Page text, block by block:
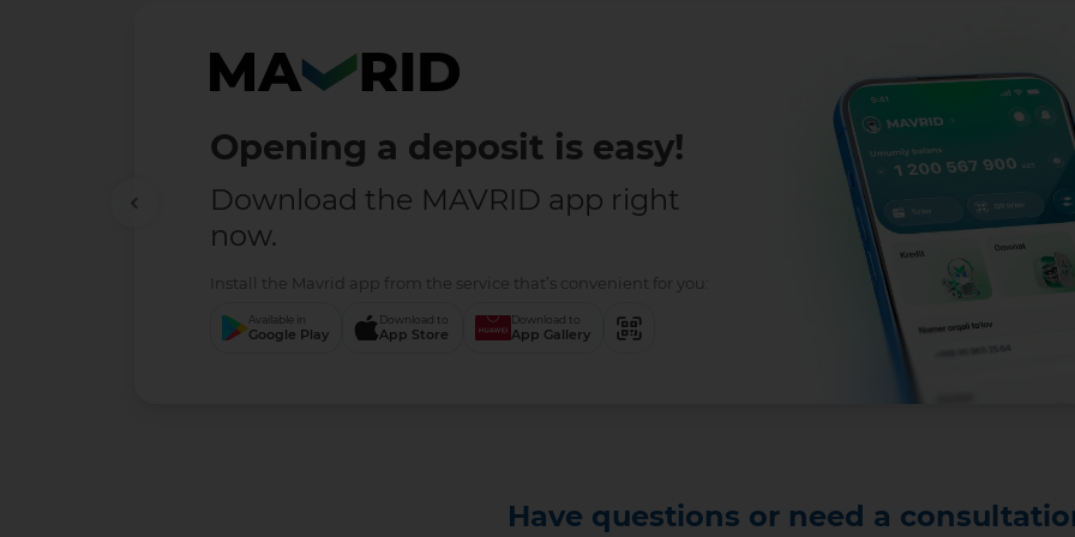
Opening a deposit is easy!
Download the MAVRID app right
now.
Install the Mavrid app from the service that’s convenient for you:
Available in
Google Play
Download to
App Store
Download to
App Gallery
Have questions or need a